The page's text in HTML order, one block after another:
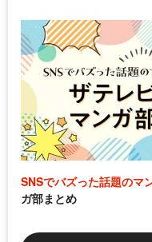
SNSでバズった話題のマ
ガ部まとめ